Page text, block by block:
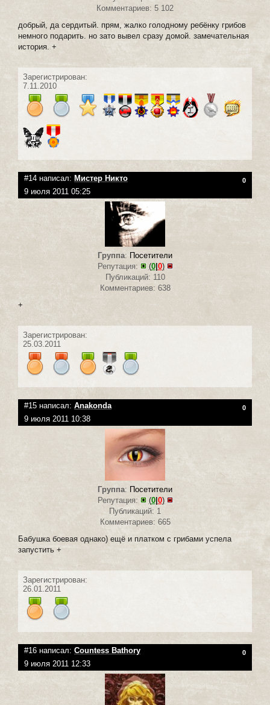
Комментариев: 5 102
добрый, да сердитый. прям, жалко голодному ребёнку грибов
немного подарить. но зато вывел сразу домой. замечательная
история. +
Зарегистрирован:
7.11.2010
#14 написал: Мистер Никто 0
9 июля 2011 05:25
Группа: Посетители
Репутация:
(0| 0)
Публикаций: 110
Комментариев: 638
+
Зарегистрирован:
25.03.2011
#15 написал: Anakonda 0
9 июля 2011 10:38
Группа: Посетители
Репутация:
(0|0)
Публикаций: 1
Комментариев: 665
Бабушка боевая однако) ещё и платком с грибами успела
запустить +
Зарегистрирован:
26.01.2011
#16 написал: Countess Bathory 0
9 июля 2011 12:33